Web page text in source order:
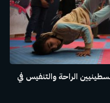
الراحة والتنفيس في